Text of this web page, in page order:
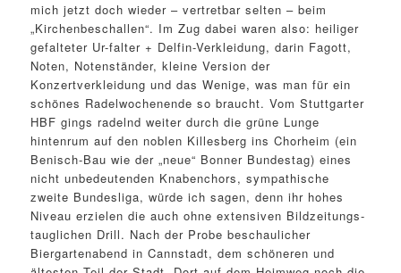
mich jetzt doch wieder – vertretbar selten – beim
„Kirchenbeschallen“. Im Zug dabei waren also: heiliger
gefalteter Ur-falter + Delfin-Verkleidung, darin Fagott,
Noten, Notenständer, kleine Version der
Konzertverkleidung und das Wenige, was man für ein
schönes Radelwochenende so braucht. Vom Stuttgarter
HBF gings radelnd weiter durch die grüne Lunge
hintenrum auf den noblen Killesberg ins Chorheim (ein
Benisch-Bau wie der „neue“ Bonner Bundestag) eines
nicht unbedeutenden Knabenchors, sympathische
zweite Bundesliga, würde ich sagen, denn ihr hohes
Niveau erzielen die auch ohne extensiven Bildzeitungs-
tauglichen Drill. Nach der Probe beschaulicher
Biergartenabend in Cannstadt, dem schöneren und